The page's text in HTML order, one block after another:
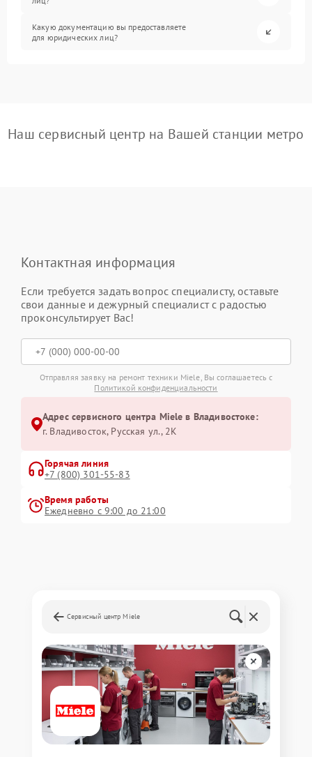
Какую документацию вы предоставляете
для юридических лиц?
Наш сервисный центр на Вашей станции метро
Контактная информация
Если требуется задать вопрос специалисту, оставьте
свои данные и дежурный специалист с радостью
проконсультирует Вас!
Отправляя заявку на ремонт техники Miele, Вы соглашаетесь с
Политикой конфиденциальности
Адрес сервисного центра Miele в Владивостоке:
г. Владивосток, Русская ул., 2К
Горячая линия
+7 (800) 301-55-83
Время работы
Ежедневно с 9:00 до 21:00
Сервисный центр Miele